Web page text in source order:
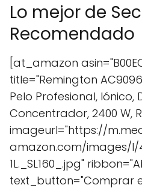
Lo mejor de
Recomendado
[at_amazon
title="Remington
Pelo Profesional, Iónico,
Concentrador, 2400 W,
imageurl="https://
amazon.com/images/I/
1L._SL160_.jpg"
text_button="Comprar